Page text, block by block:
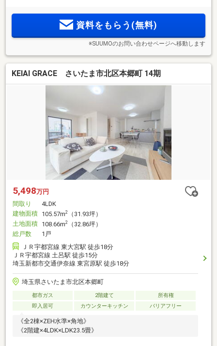
資料をもらう(無料)
※SUUMOのお問い合わせページへ移動します
KEIAI GRACE さいたま市北区本郷町 14期
5,498万円
間取り
4LDK
建物面積 105.57m2
（31.93坪）
土地面積 108.66m2
（32.86坪）
総戸数
1戸
ＪＲ宇都宮線 東大宮駅 徒歩18分
ＪＲ宇都宮線 土呂駅 徒歩15分
埼玉新都市交通伊奈線 東宮原駅 徒歩18分
埼玉県さいたま市北区本郷町
都市ガス 2階建て
所有権
即入居可
カウンターキッチン バリアフリー
《全2棟×ZEH水準×角地》
《2階建×4LDK×LDK23.5畳》